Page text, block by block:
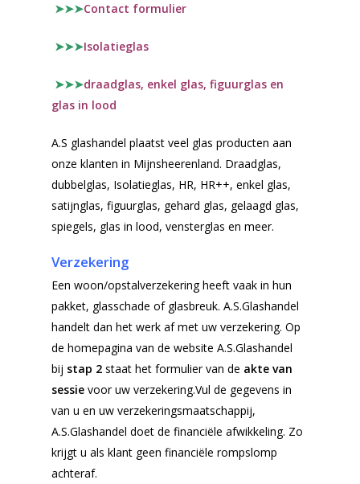
➤➤➤Contact formulier
➤➤➤Isolatieglas
➤➤➤draadglas, enkel glas, figuurglas en
glas in lood
A.S glashandel plaatst veel glas producten aan
onze klanten in Mijnsheerenland. Draadglas,
dubbelglas, Isolatieglas, HR, HR++, enkel glas,
satijnglas, figuurglas, gehard glas, gelaagd glas,
spiegels, glas in lood, vensterglas en meer.
Verzekering
Een woon/opstalverzekering heeft vaak in hun
pakket, glasschade of glasbreuk. A.S.Glashandel
handelt dan het werk af met uw verzekering. Op
de homepagina van de website A.S.Glashandel
bij stap 2 staat het formulier van de akte van
sessie voor uw verzekering.Vul de gegevens in
van u en uw verzekeringsmaatschappij,
A.S.Glashandel doet de financiële afwikkeling. Zo
krijgt u als klant geen financiële rompslomp
achteraf.